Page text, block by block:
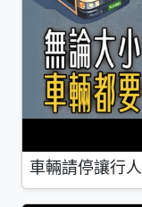
車輛請停讓行人